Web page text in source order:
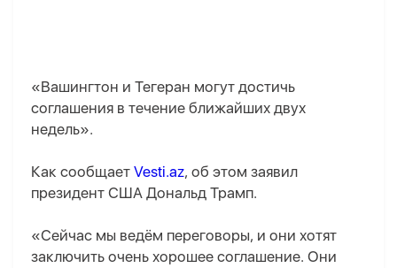
«Вашингтон и Тегеран могут достичь
соглашения в течение ближайших двух
недель».
Как сообщает Vesti.az, об этом заявил
президент США Дональд Трамп.
«Сейчас мы ведём переговоры, и они хотят
заключить очень хорошее соглашение. Они